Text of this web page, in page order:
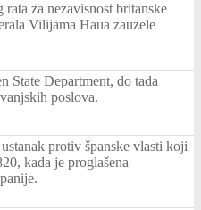
za nezavisnost britanske
Vilijama Haua zauzele
State Department, do tada
poslova.
protiv španske vlasti koji
kada je proglašena